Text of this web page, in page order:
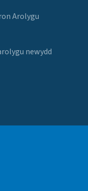
Arolygu
newydd